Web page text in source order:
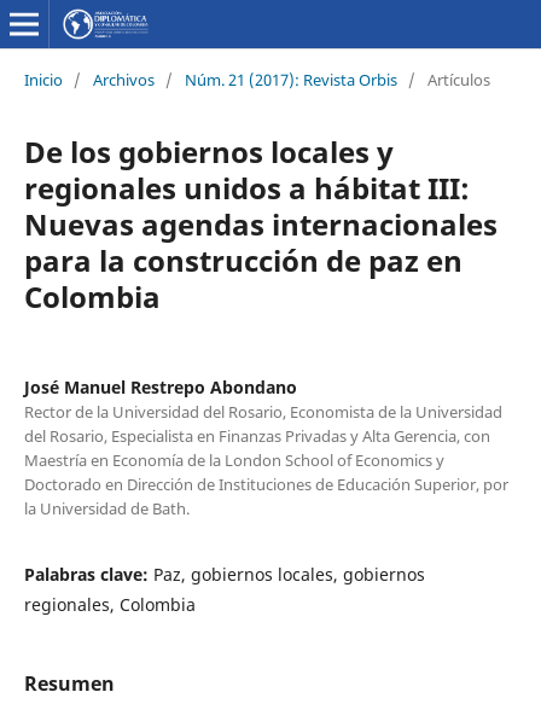
Inicio / Archivos / Núm. 21 (2017): Revista Orbis / Artículos
De los gobiernos locales y
regionales unidos a hábitat III:
Nuevas agendas internacionales
para la construcción de paz en
Colombia
José Manuel Restrepo Abondano
Rector de la Universidad del Rosario, Economista de la Universidad
del Rosario, Especialista en Finanzas Privadas y Alta Gerencia, con
Maestría en Economía de la London School of Economics y
Doctorado en Dirección de Instituciones de Educación Superior, por
la Universidad de Bath.
Palabras clave: Paz, gobiernos locales, gobiernos
regionales, Colombia
Resumen